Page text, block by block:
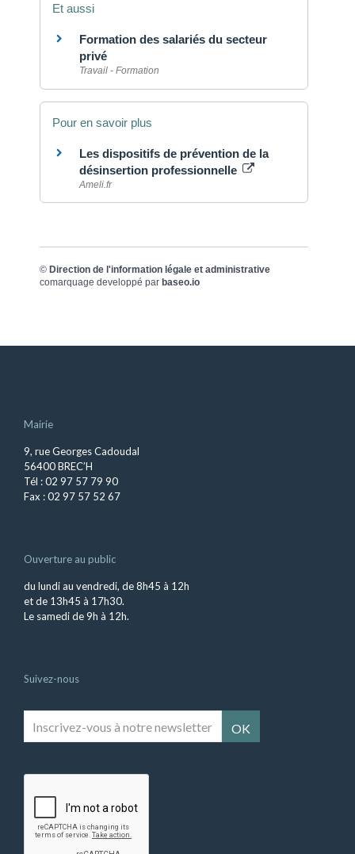
Et aussi
Formation des salariés du secteur
privé
Travail - Formation
Pour en savoir plus
Les dispositifs de prévention de la
désinsertion professionnelle
Ameli.fr
© Direction de l'information légale et administrative
comarquage developpé par baseo.io
Mairie
9, rue Georges Cadoudal
56400 BREC’H
Tél : 02 97 57 79 90
Fax : 02 97 57 52 67
Ouverture au public
du lundi au vendredi, de 8h45 à 12h
et de 13h45 à 17h30.
Le samedi de 9h à 12h.
Suivez-nous
vous
notre